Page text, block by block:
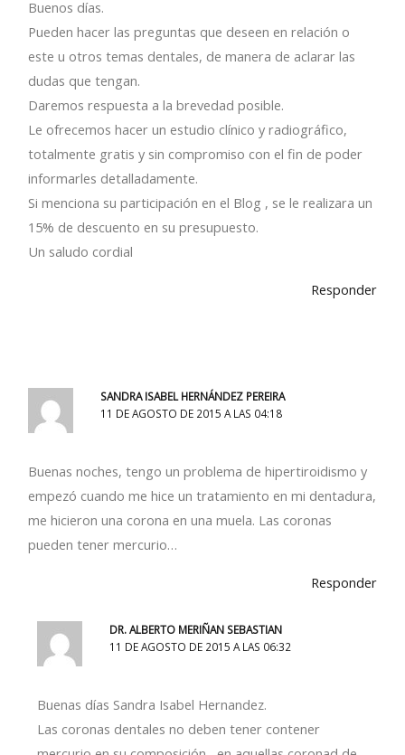
Buenos días.
Pueden hacer las preguntas que deseen en relación o
este u otros temas dentales, de manera de aclarar las
dudas que tengan.
Daremos respuesta a la brevedad posible.
Le ofrecemos hacer un estudio clínico y radiográfico,
totalmente gratis y sin compromiso con el fin de poder
informarles detalladamente.
Si menciona su participación en el Blog , se le realizara un
15% de descuento en su presupuesto.
Un saludo cordial
Responder
SANDRA ISABEL HERNÁNDEZ PEREIRA
11 DE AGOSTO DE 2015 A LAS 04:18
Buenas noches, tengo un problema de hipertiroidismo y
empezó cuando me hice un tratamiento en mi dentadura,
me hicieron una corona en una muela. Las coronas
pueden tener mercurio…
Responder
DR. ALBERTO MERIÑAN SEBASTIAN
11 DE AGOSTO DE 2015 A LAS 06:32
Buenas días Sandra Isabel Hernandez.
Las coronas dentales no deben tener contener